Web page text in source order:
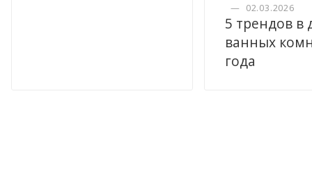
— 02.03.2026
5 трендов в
ванных
года